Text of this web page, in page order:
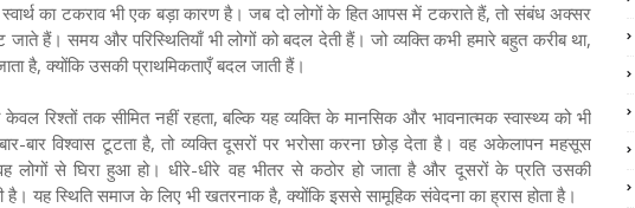
का टकराव भी एक बड़ा कारण है। जब दो लोगों के हित आपस में टकराते हैं, तो संबंध अक्सर
हैं। समय और परिस्थितियाँ भी लोगों को बदल देती हैं। जो व्यक्ति कभी हमारे बहुत करीब था,
है, क्योंकि उसकी प्राथमिकताएँ बदल जाती हैं।
रिश्तों तक सीमित नहीं रहता, बल्कि यह व्यक्ति के मानसिक और भावनात्मक स्वास्थ्य को भी
बार विश्वास टूटता है, तो व्यक्ति दूसरों पर भरोसा करना छोड़ देता है। वह अकेलापन महसूस
लोगों से घिरा हुआ हो। धीरे-धीरे वह भीतर से कठोर हो जाता है और दूसरों के प्रति उसकी
है। यह स्थिति समाज के लिए भी खतरनाक है, क्योंकि इससे सामूहिक संवेदना का ह्रास होता है।